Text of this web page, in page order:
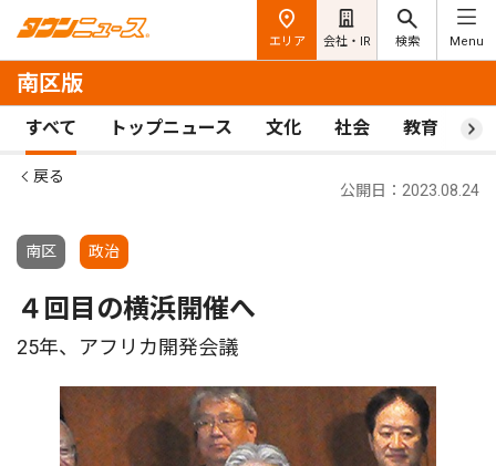
エリア 会社・IR 検索 Menu
南区版
すべて トップニュース 文化 社会 教育 ス
戻る
南区 政治
公開日：2023.08.24
４回目の横浜開催へ
25年、アフリカ開発会議